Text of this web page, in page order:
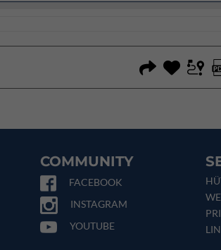
COMMUNITY
FACEBOOK
INSTAGRAM
YOUTUBE